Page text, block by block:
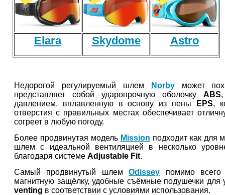
Elara Skydome Astro
Недорогой регулируемый шлем Norbyможет
представляет собой ударопрочную оболочку ABS
давлением, вплавленную в основу из пены
EPS,
отверстия с правильных местах обеспечивает
согреет в любую погоду.
Более продвинутая модель Mission подходит как для
шлем с идеальной вентиляцией в несколько
благодаря системе Adjustable Fit.
Самый продвинутый шлемOdissey помимо всего
магнитную защёлку, удобные съёмные подушечки
venting в соответствии с условиями использования.